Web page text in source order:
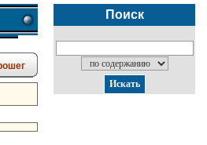
Поиск